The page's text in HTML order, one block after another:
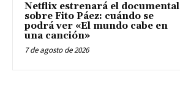
Netflix estrenará el documental
sobre Fito Páez: cuándo se
podrá ver «El mundo cabe en
una canción»
7 de agosto de 2026